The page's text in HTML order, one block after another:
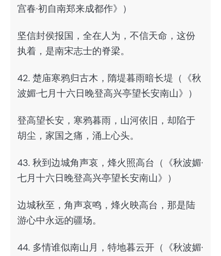
宫春·初自南郑来成都作》）
坚信封侯报国，全在人为，不信天命，这份
执着，是南宋志士的脊梁。
42. 楚庙寒鸦归古木，隋堤暮雨暗长堤（《秋
波媚·七月十六日晚登高兴亭望长安南山》）
登高望长安，寒鸦暮雨，山河依旧，却陷于
胡尘，家国之痛，涌上心头。
43. 秋到边城角声哀，烽火照高台（《秋波媚·
七月十六日晚登高兴亭望长安南山》）
边城秋至，角声哀鸣，烽火映高台，那是陆
游心中永远的疆场。
44. 多情谁似南山月，特地暮云开（《秋波媚·